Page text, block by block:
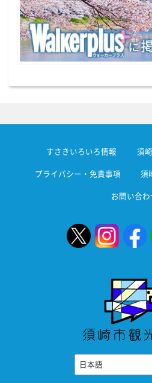
すさきいろいろ情報 須
プライバシー・免責事項 須
お問い合わ